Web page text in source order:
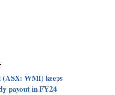
WMI) keeps
payout in FY24